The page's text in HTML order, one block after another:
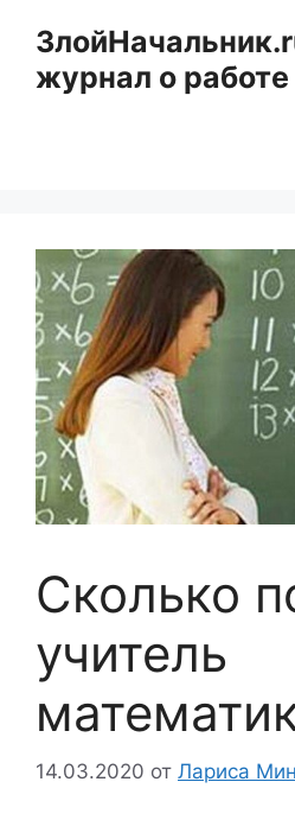
содержимому
журнал о работе
Сколько
учитель
14.03.2020 от Лариса